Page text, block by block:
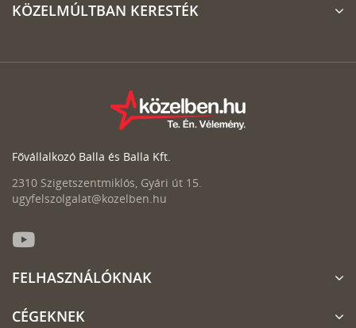
KÖZELMÚLTBAN KERESTÉK
Fővállalkozó Balla és Balla Kft.
2310 Szigetszentmiklós, Gyári út 15.
ugyfelszolgalat@kozelben.hu
FELHASZNÁLÓKNAK
CÉGEKNEK